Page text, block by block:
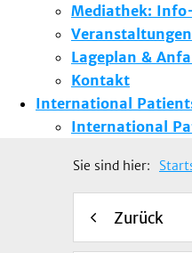
Mediathek:
Veranstaltungen
Lageplan &
Kontakt
International
International
Sie sind hier:
Zurück